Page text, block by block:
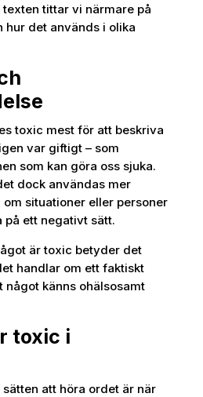
tittar vi närmare på
det används i olika
toxic mest för att beskriva
var giftigt – som
som kan göra oss sjuka.
dock användas mer
situationer eller personer
på ett negativt sätt.
är toxic betyder det
handlar om ett faktiskt
något känns ohälsosamt
toxic i
att höra ordet är när